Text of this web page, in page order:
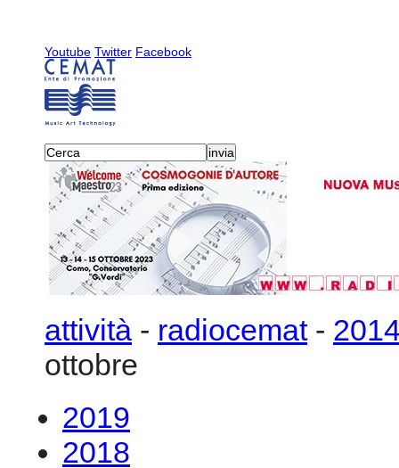
Youtube Twitter Facebook
attività - radiocemat-
ottobre
2019
2018